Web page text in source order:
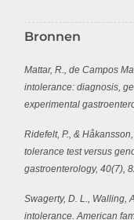
Bronnen
Mattar, R., de Campos
intolerance: diagnosis,
experimental
Ridefelt, P., &
tolerance test versus
gastroenterology, 40(7),
Swagerty, D. L., Walling,
intolerance. American